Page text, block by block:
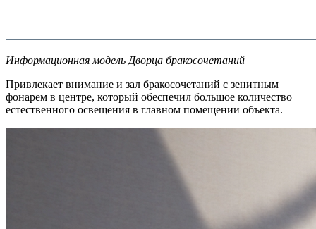
Информационная модель Дворца бракосочетаний
Привлекает внимание и зал бракосочетаний с зенитным
фонарем в центре, который обеспечил большое количество
естественного освещения в главном помещении объекта.